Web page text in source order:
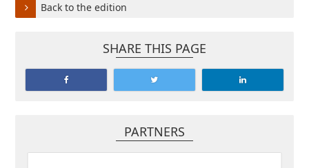
Back to the edition
SHARE THIS PAGE
PARTNERS